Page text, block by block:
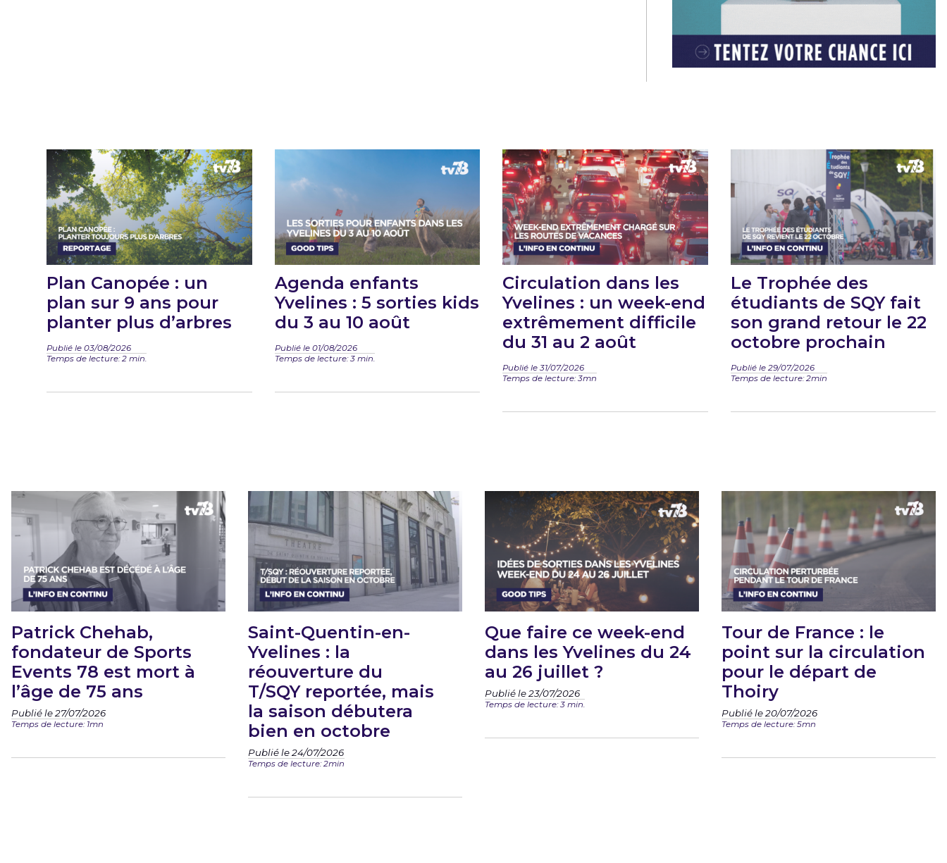
Plan Canopée : un
plan sur 9 ans pour
planter plus d’arbres
Publié le 03/08/2026
Temps de lecture: 2 min.
Agenda enfants
Yvelines : 5 sorties kids
du 3 au 10 août
Publié le 01/08/2026
Temps de lecture: 3 min.
Circulation dans les
Yvelines : un week-end
extrêmement difficile
du 31 au 2 août
Publié le 31/07/2026
Temps de lecture: 3mn
Le Trophée des
étudiants de SQY fait
son grand retour le 22
octobre prochain
Publié le 29/07/2026
Temps de lecture: 2min
Patrick Chehab,
fondateur de Sports
Events 78 est mort à
l’âge de 75 ans
Publié le 27/07/2026
Temps de lecture: 1mn
Saint-Quentin-en-
Yvelines : la
réouverture du
T/SQY reportée, mais
la saison débutera
bien en octobre
Publié le 24/07/2026
Temps de lecture: 2min
Que faire ce week-end
dans les Yvelines du 24
au 26 juillet ?
Publié le 23/07/2026
Temps de lecture: 3 min.
Tour de France : le
point sur la circulation
pour le départ de
Thoiry
Publié le 20/07/2026
Temps de lecture: 5mn